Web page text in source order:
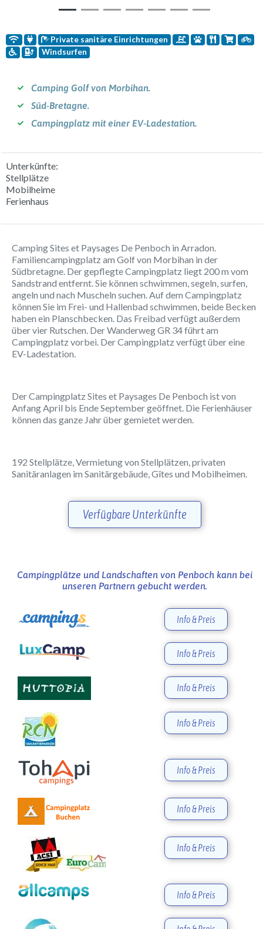
Private sanitäre Einrichtungen
Windsurfen
Camping Golf von Morbihan.
Süd-Bretagne.
Campingplatz mit einer EV-Ladestation.
Unterkünfte:
Stellplätze
Mobilheime
Ferienhaus
Camping Sites et Paysages De Penboch in Arradon.
Familiencampingplatz am Golf von Morbihan in der
Südbretagne. Der gepflegte Campingplatz liegt 200 m vom
Sandstrand entfernt. Sie können schwimmen, segeln, surfen,
angeln und nach Muscheln suchen. Auf dem Campingplatz
können Sie im Frei- und Hallenbad schwimmen, beide Becken
haben ein Planschbecken. Das Freibad verfügt außerdem
über vier Rutschen. Der Wanderweg GR 34 führt am
Campingplatz vorbei. Der Campingplatz verfügt über eine
EV-Ladestation.
Der Campingplatz Sites et Paysages De Penboch ist von
Anfang April bis Ende September geöffnet. Die Ferienhäuser
können das ganze Jahr über gemietet werden.
192 Stellplätze, Vermietung von Stellplätzen, privaten
Sanitäranlagen im Sanitärgebäude, Gîtes und Mobilheimen.
Verfügbare Unterkünfte
Campingplätze und Landschaften von Penboch kann bei
unseren Partnern gebucht werden.
Info & Preis
Info & Preis
Info & Preis
Info & Preis
Info & Preis
Info & Preis
Info & Preis
Info & Preis